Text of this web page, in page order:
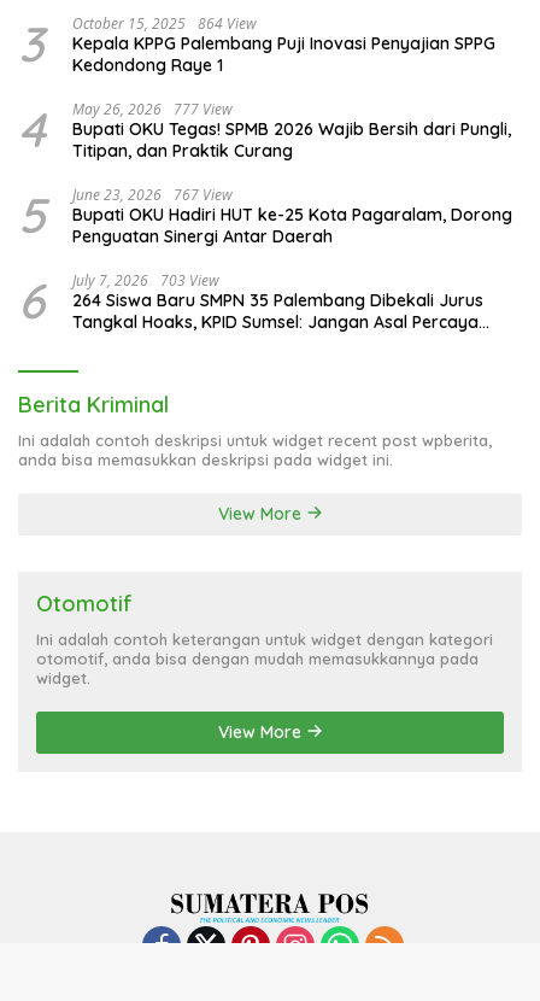
3 October 15, 2025 864 View
Kepala KPPG Palembang Puji Inovasi Penyajian SPPG
Kedondong Raye 1
4 May 26, 2026 777 View
Bupati OKU Tegas! SPMB 2026 Wajib Bersih dari Pungli,
Titipan, dan Praktik Curang
5 June 23, 2026 767 View
Bupati OKU Hadiri HUT ke-25 Kota Pagaralam, Dorong
Penguatan Sinergi Antar Daerah
6 July 7, 2026 703 View
264 Siswa Baru SMPN 35 Palembang Dibekali Jurus
Tangkal Hoaks, KPID Sumsel: Jangan Asal Percaya
Berita Kriminal
Ini adalah contoh deskripsi untuk widget recent post wpberita,
anda bisa memasukkan deskripsi pada widget ini.
View More
Otomotif
Ini adalah contoh keterangan untuk widget dengan kategori
otomotif, anda bisa dengan mudah memasukkannya pada
widget.
View More